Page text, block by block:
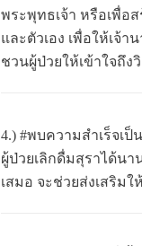
พระพุทธเจ้า หรือเพื่อ
และตัวเอง เพื่อให้เจ้
ชวนผู้ป่วยให้เข้าใจถึ
4.) #พบความสำเร็จเ
ผู้ป่วยเลิกดื่มสุราได้น
เสมอ จะช่วยส่งเสริม